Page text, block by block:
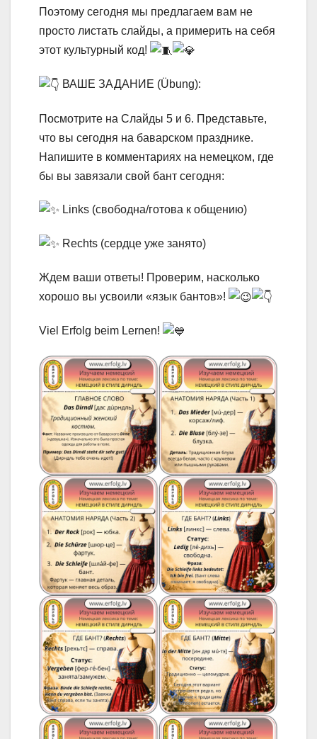
Поэтому сегодня мы предлагаем вам не
просто листать слайды, а примерить на себя
этот культурный код!
ВАШЕ ЗАДАНИЕ (Übung):
Посмотрите на Слайды 5 и 6. Представьте,
что вы сегодня на баварском празднике.
Напишите в комментариях на немецком, где
бы вы завязали свой бант сегодня:
Links (свободна/готова к общению)
Rechts (сердце уже занято)
Ждем ваши ответы! Проверим, насколько
хорошо вы усвоили «язык бантов»!
Viel Erfolg beim Lernen!